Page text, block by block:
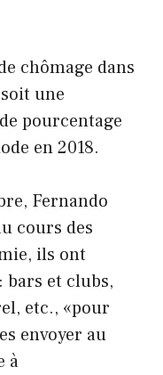
chômage dans
une
pourcentage
en 2018.
Fernando
cours des
ils ont
et clubs,
etc., «pour
envoyer au
à